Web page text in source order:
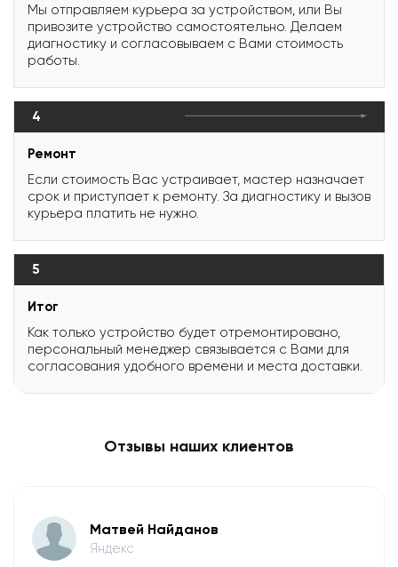
Мы отправляем курьера за устройством, или Вы
привозите устройство самостоятельно. Делаем
диагностику и согласовываем с Вами стоимость
работы.
4
Ремонт
Если стоимость Вас устраивает, мастер назначает
срок и приступает к ремонту. За диагностику и вызов
курьера платить не нужно.
5
Итог
Как только устройство будет отремонтировано,
персональный менеджер связывается с Вами для
согласования удобного времени и места доставки.
Отзывы наших клиентов
Матвей Найданов
Яндекс